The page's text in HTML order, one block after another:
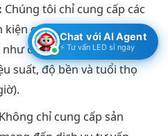
Chúng tôi chỉ cung cấp các
kiện cao cấp từ các thương
chip LED Philips, nguồn
suất, độ bền và tuổi thọ
Không chỉ cung cấp sản
Chat với AI Agent
⚡ Tư vấn LED sỉ ngay